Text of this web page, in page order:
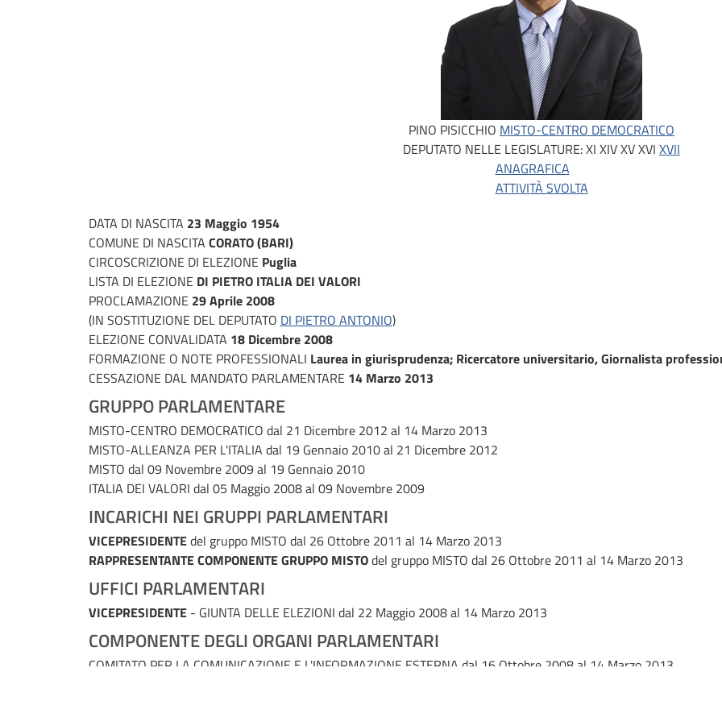
PINO PISICCHIO MISTO-CENTRO DEMOCRATICO
DEPUTATO NELLE LEGISLATURE:XI XIVXVXVI XVII
ANAGRAFICA
ATTIVITÀ SVOLTA
DATA DI NASCITA 23 Maggio 1954
COMUNE DI NASCITA CORATO (BARI)
CIRCOSCRIZIONE DI ELEZIONE Puglia
LISTA DI ELEZIONE DI PIETRO ITALIA DEI VALORI
PROCLAMAZIONE 29 Aprile 2008
(IN SOSTITUZIONE DEL DEPUTATO DI PIETRO ANTONIO)
ELEZIONE CONVALIDATA 18 Dicembre 2008
FORMAZIONE O NOTE PROFESSIONALI Laurea in giurisprudenza; Ricercatore universitario, Giornalista
CESSAZIONE DAL MANDATO PARLAMENTARE 14 Marzo 2013
GRUPPO PARLAMENTARE
MISTO-CENTRO DEMOCRATICO dal 21 Dicembre 2012 al 14 Marzo 2013
MISTO-ALLEANZA PER L'ITALIA dal 19 Gennaio 2010 al 21 Dicembre 2012
MISTO dal 09 Novembre 2009 al 19 Gennaio 2010
ITALIA DEI VALORI dal 05 Maggio 2008 al 09 Novembre 2009
INCARICHI NEI GRUPPI PARLAMENTARI
VICEPRESIDENTEdel gruppo MISTO dal 26 Ottobre 2011 al 14 Marzo 2013
RAPPRESENTANTE COMPONENTE GRUPPO MISTOdel gruppo MISTO dal 26 Ottobre 2011 al 14 Marzo 2013
UFFICI PARLAMENTARI
VICEPRESIDENTE- GIUNTA DELLE ELEZIONI dal 22 Maggio 2008 al 14 Marzo 2013
COMPONENTE DEGLI ORGANI PARLAMENTARI
COMITATO PER LA COMUNICAZIONE E L'INFORMAZIONE ESTERNA dal 16 Ottobre 2008 al 14 Marzo 2013